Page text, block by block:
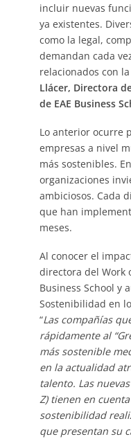
incluir nuevas
ya existentes.
como la legal,
demandan cada
relacionados con
Llácer, Directora
de EAE Business
Lo anterior ocurre
empresas a nivel
más sostenibles.
organizaciones
ambiciosos. Cada
que han
meses.
Al conocer el
directora del Work
Business School y
Sostenibilidad en
“Las compañías
rápidamente al
más sostenible
en la actualidad
talento. Las
Z) tienen en
sostenibilidad
que presentan su